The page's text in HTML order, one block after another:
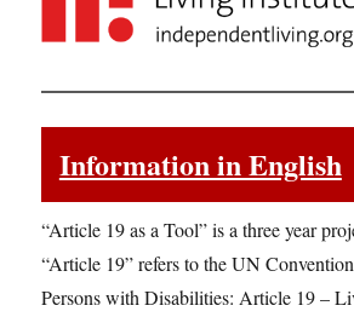
Information in English
“Article 19 as a Tool” is a three year
“Article 19” refers to the UN
Persons with Disabilities: Article 19 –